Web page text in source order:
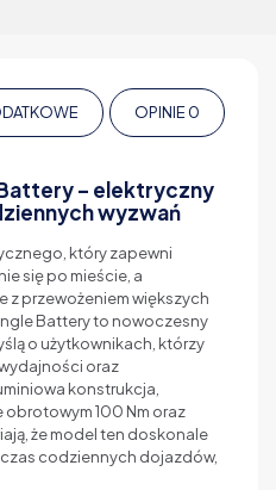
OPINIE0
Battery – elektryczny
wyzwań
który zapewni
się po mieście, a
przewożeniem większych
Battery to nowoczesny
o użytkownikach, którzy
oraz
konstrukcja,
obrotowym 100 Nm oraz
że model ten doskonale
codziennych dojazdów,